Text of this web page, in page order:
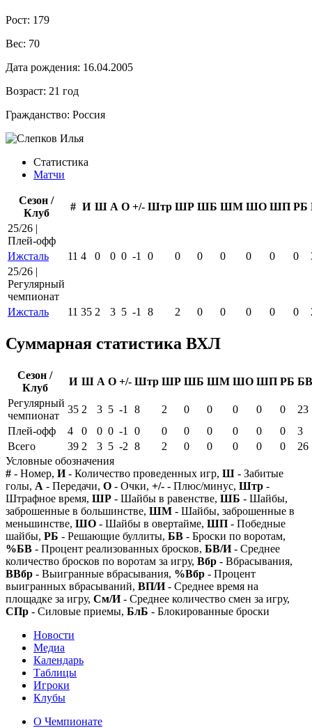
Рост: 179
Вес: 70
Дата рождения: 16.04.2005
Возраст: 21 год
Гражданство: Россия
Статистика
Матчи
Сезон /
Клуб
# И Ш А О +/- Штр ШР ШБ ШМ ШО ШП РБ
25/26 |
Плей-офф
Ижсталь
11 4 0 0 0 -1 0 0 0 0 0 0 0
25/26 |
Регулярный
чемпионат
Ижсталь
11 35 2 3 5 -1 8 2 0 0 0 0 0
Суммарная статистика ВХЛ
Сезон /
Клуб
И Ш А О +/- Штр ШР ШБ ШМ ШО ШП РБ БВ
Регулярный
чемпионат
35 2 3 5 -1 8 2 0 0 0 0 0
23
Плей-офф
4 0 0 0 -1 0 0 0 0 0 0 0
3
Всего
39 2 3 5 -2 8 2 0 0 0 0 0
26
Условные обозначения
# - Номер, И- Количество проведенных игр, Ш - Забитые
голы, А - Передачи, О - Очки, +/- - Плюс/минус, Штр -
Штрафное время, ШР - Шайбы в равенстве, ШБ - Шайбы,
заброшенные в большинстве, ШМ - Шайбы, заброшенные в
меньшинстве, ШО - Шайбы в овертайме, ШП - Победные
шайбы, РБ - Решающие буллиты, БВ - Броски по воротам,
%БВ - Процент реализованных бросков, БВ/И- Среднее
количество бросков по воротам за игру, Вбр - Вбрасывания,
ВВбр - Выигранные вбрасывания, %Вбр - Процент
выигранных вбрасываний, ВП/И- Среднее время на
площадке за игру, См/И- Среднее количество смен за игру,
СПр - Силовые приемы, БлБ - Блокированные броски
Новости
Медиа
Календарь
Таблицы
Игроки
Клубы
О Чемпионате